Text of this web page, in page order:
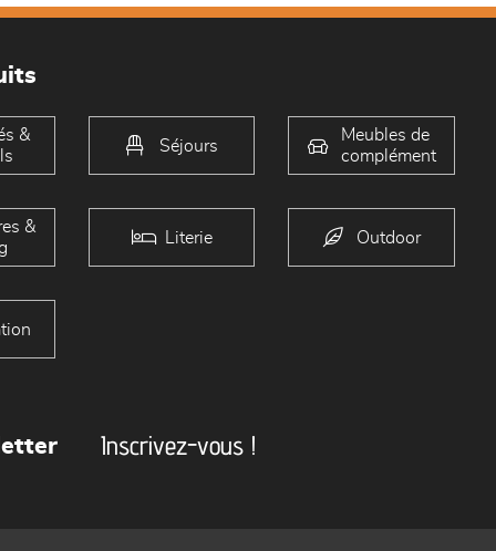
&
Séjours
Meubles de
complément
&
Literie Outdoor
Inscrivez-vous !